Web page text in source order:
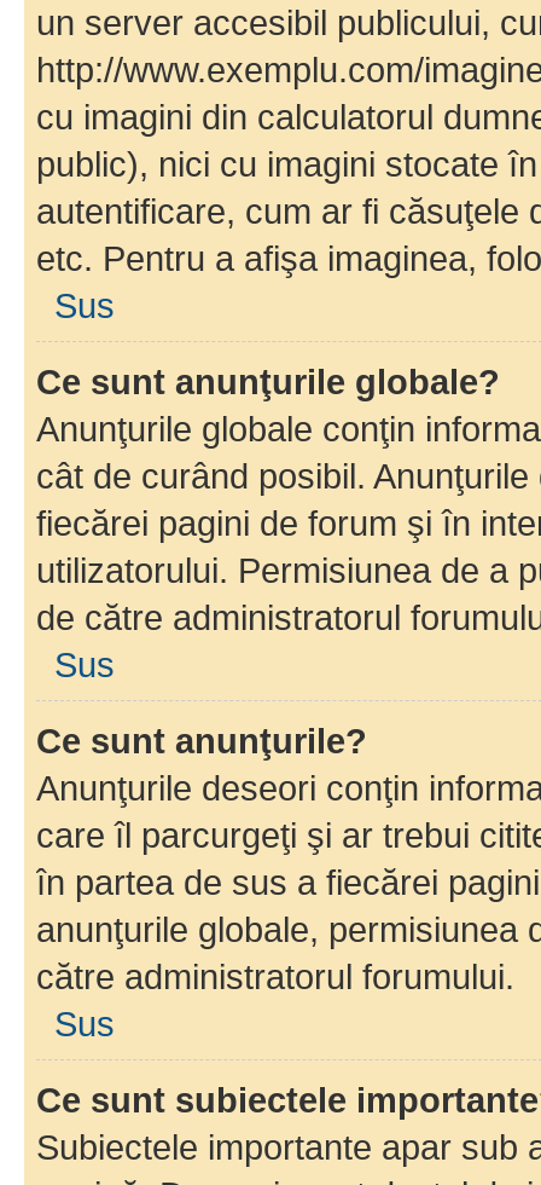
un server accesibil publicului,
http://www.exemplu.com/
cu imagini din calculatorul
public), nici cu imagini stocate
autentificare, cum ar fi căsuţele
etc. Pentru a afişa imaginea,
Sus
Ce sunt anunţurile globale?
Anunţurile globale conţin
cât de curând posibil.
fiecărei pagini de forum şi în
utilizatorului. Permisiunea de a
de către administratorul
Sus
Ce sunt anunţurile?
Anunţurile deseori conţin
care îl parcurgeţi şi ar trebui
în partea de sus a fiecărei
anunţurile globale, permisiunea
către administratorul forumului.
Sus
Ce sunt subiectele
Subiectele importante apar sub